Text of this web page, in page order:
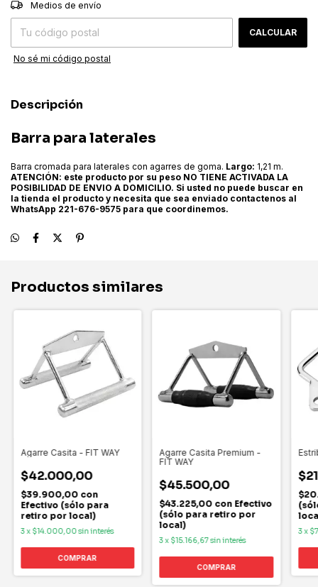
Medios de envío
CALCULAR
No sé mi código postal
Descripción
Barra para laterales
Barra cromada para laterales con agarres de goma. Largo: 1,21 m.
ATENCIÓN: este producto por su peso NO TIENE ACTIVADA LA
POSIBILIDAD DE ENVIO A DOMICILIO. Si usted no puede buscar en
la tienda el producto y necesita que sea enviado contactenos al
WhatsApp 221-676-9575 para que coordinemos.
Productos similares
Agarre Casita - FIT WAY
$42.000,00
$39.900,00 con
Efectivo (sólo para
retiro por local)
3x $14.000,00sin interés
Agarre Casita Premium -
FIT WAY
$45.500,00
$43.225,00 con Efectivo
(sólo para retiro por
local)
3x $15.166,67sin interés
3x